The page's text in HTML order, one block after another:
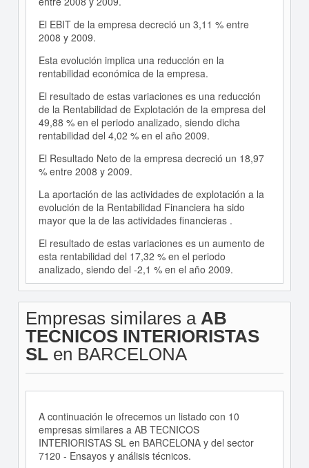
El EBIT de la empresa decreció un 3,11 % entre
2008 y 2009.
Esta evolución implica una reducción en la
rentabilidad económica de la empresa.
El resultado de estas variaciones es una reducción
de la Rentabilidad de Explotación de la empresa del
49,88 % en el periodo analizado, siendo dicha
rentabilidad del 4,02 % en el año 2009.
El Resultado Neto de la empresa decreció un 18,97
% entre 2008 y 2009.
La aportación de las actividades de explotación a la
evolución de la Rentabilidad Financiera ha sido
mayor que la de las actividades financieras .
El resultado de estas variaciones es un aumento de
esta rentabilidad del 17,32 % en el periodo
analizado, siendo del -2,1 % en el año 2009.
Empresas similares a AB
TECNICOS INTERIORISTAS
SL en BARCELONA
A continuación le ofrecemos un listado con 10
empresas similares a AB TECNICOS
INTERIORISTAS SL en BARCELONA y del sector
7120 - Ensayos y análisis técnicos.